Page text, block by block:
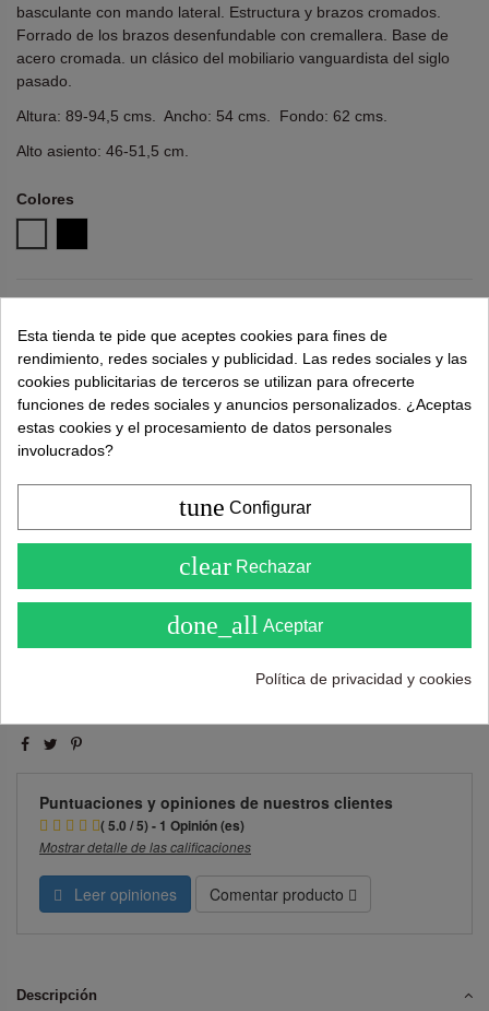
basculante con mando lateral. Estructura y brazos cromados.
Forrado de los brazos desenfundable con cremallera. Base de
acero cromada. un clásico del mobiliario vanguardista del siglo
pasado.
Altura: 89-94,5 cms. Ancho: 54 cms. Fondo: 62 cms.
Alto asiento: 46-51,5 cm.
Colores
Recuerda utiliza "PROMO"para obtener un
extra.Más info
135,00 €249,00 €
Puntuaciones y opiniones de nuestros clientes
( 5.0 / 5) - 1 Opinión (es)
Mostrar detalle de las calificaciones
Leer opiniones Comentar producto
Descripción
Esta tienda te pide que aceptes cookies para fines de
rendimiento, redes sociales y publicidad. Las redes sociales y las
cookies publicitarias de terceros se utilizan para ofrecerte
funciones de redes sociales y anuncios personalizados. ¿Aceptas
estas cookies y el procesamiento de datos personales
involucrados?
tune Configurar
clear Rechazar
done_all Aceptar
Política de privacidad y cookies